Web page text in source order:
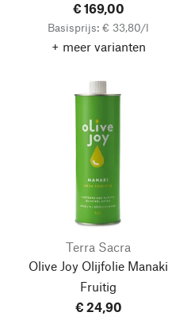
€ 169,00
Basisprijs: € 33,80/l
+ meer varianten
Terra Sacra
Olive Joy Olijfolie Manaki
Fruitig
€ 24,90